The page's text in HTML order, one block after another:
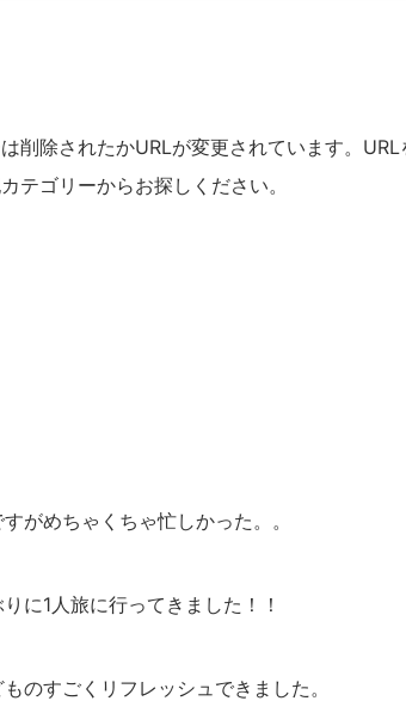
がめちゃくちゃ忙しかった。。
に1人旅に行ってきました！！
のすごくリフレッシュできました。